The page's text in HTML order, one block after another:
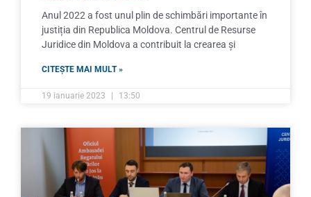
Anul 2022 a fost unul plin de schimbări importante în
justiția din Republica Moldova. Centrul de Resurse
Juridice din Moldova a contribuit la crearea și
CITEȘTE MAI MULT »
19 ianuarie 2023 13:50